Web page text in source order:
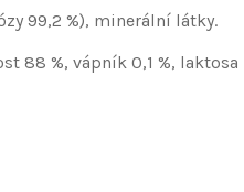
99,2 %), minerální látky.
88 %, vápník 0,1 %, laktosa